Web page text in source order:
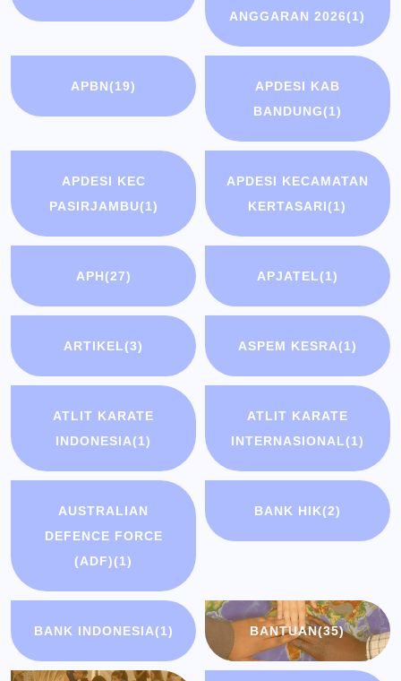
ANGGARAN 2026(1)
APBN(19)
APDESI KAB
BANDUNG(1)
APDESI KEC
PASIRJAMBU(1)
APDESI KECAMATAN
KERTASARI(1)
APH(27) APJATEL(1)
ARTIKEL(3) ASPEM KESRA(1)
ATLIT KARATE
INDONESIA(1)
ATLIT KARATE
INTERNASIONAL(1)
AUSTRALIAN
DEFENCE FORCE
(ADF)(1)
BANK HIK(2)
BANK INDONESIA(1) BANTUAN(35)